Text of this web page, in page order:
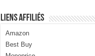
Liens Affiliés
Amazon
Best Buy